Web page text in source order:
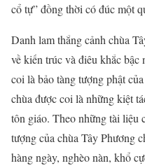
cổ tự” đồng thời có đúc một
Danh lam thắng cảnh chùa
về kiến trúc và điêu khắc
coi là bảo tàng tượng phật
chùa được coi là những kiệt
tôn giáo. Theo những tài liệu
tượng của chùa Tây Phương
hàng ngày, nghèo nàn, khổ